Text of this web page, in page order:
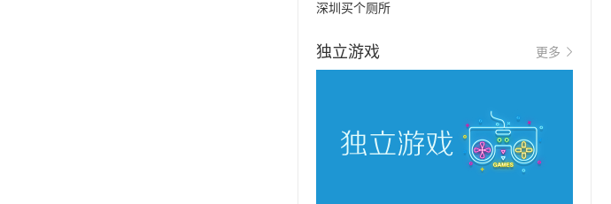
深圳买个厕所
独立游戏 更多